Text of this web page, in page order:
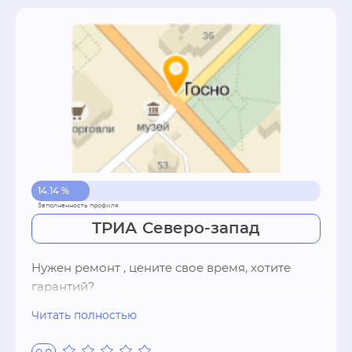
14.14 %
ТРИА Северо-запад
Нужен ремонт , цените свое время, хотите
гарантий?
европейским стандартами качества,
Читать полностью